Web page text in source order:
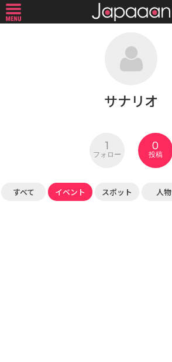
サナリオ
1
フォロー
0
投稿
すべて イベント スポット 人物